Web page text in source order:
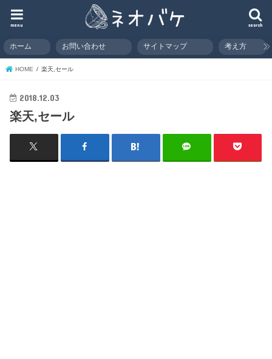
search
menu
ホーム お問い合わせ サイトマップ 考え方
HOME 楽天,セール
2018.12.03
楽天,セール